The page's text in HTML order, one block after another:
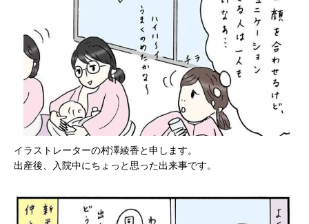
イラストレーターの村澤綾香と申します。
出産後、入院中にちょっと思った出来事です。